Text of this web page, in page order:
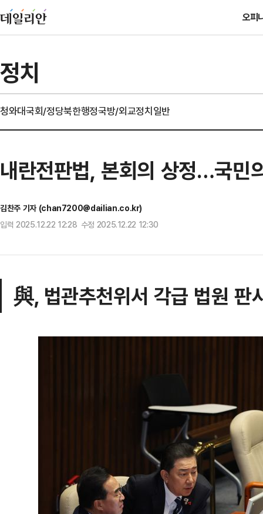
오피
정치
청와대국회/정당북한행정국방/외교정치일반
내란전판법, 본회의 상정…국민
김찬주 기자 (chan7200@dailian.co.kr)
입력 2025.12.22 12:28 수정 2025.12.22 12:30
與, 법관추천위서 각급 법원 판